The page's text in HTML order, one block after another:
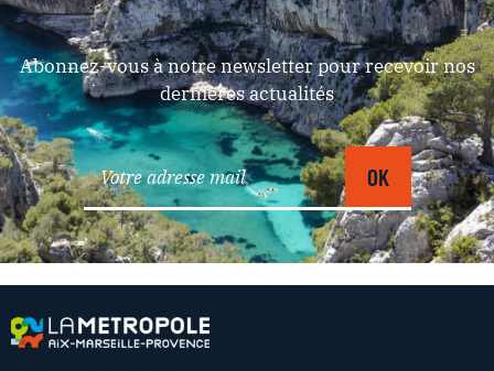
Abonnez-vous à notre newsletter pour recevoir nos
dernières actualités